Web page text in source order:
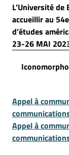
L’Université
accueillir au
d’études
23-26 MAI
Appel à
Appel à